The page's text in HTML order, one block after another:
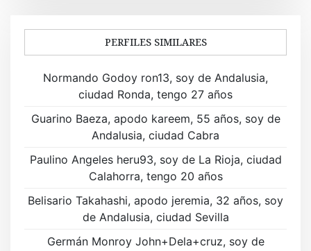
g
a
n
d
PERFILES SIMILARES
Normando Godoy ron13, soy de Andalusia,
ciudad Ronda, tengo 27 años
Guarino Baeza, apodo kareem, 55 años, soy de
Andalusia, ciudad Cabra
Paulino Angeles heru93, soy de La Rioja, ciudad
Calahorra, tengo 20 años
Belisario Takahashi, apodo jeremia, 32 años, soy
de Andalusia, ciudad Sevilla
Germán Monroy John+Dela+cruz, soy de